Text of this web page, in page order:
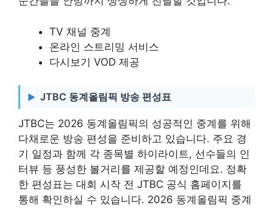
TV 채널 중계
온라인 스트리밍 서비스
다시보기 VOD 제공
JTBC 동계올림픽 방송 편성표
JTBC는 2026 동계올림픽의 성공적인 중계를 위해
다채로운 방송 편성을 준비하고 있습니다. 주요 경
기 일정과 함께 각 종목별 하이라이트, 선수들의 인
터뷰 등 풍성한 볼거리를 제공할 예정인데요. 정확
한 편성표는 대회 시작 전 JTBC 공식 홈페이지를
통해 확인하실 수 있습니다. 2026 동계올림픽 중계